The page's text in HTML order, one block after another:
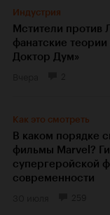
Индустрия
Мстители против
фанатские
Доктор Дум»
Как это смотреть
В каком порядке
фильмы Marvel?
супергеройской
современности